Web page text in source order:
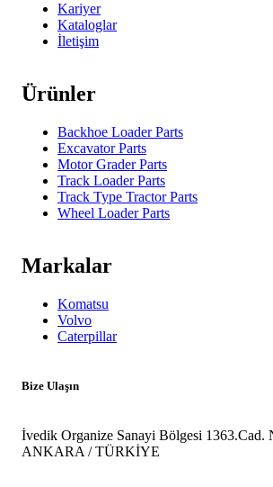
Kariyer
Kataloglar
İletişim
Ürünler
Backhoe Loader Parts
Excavator Parts
Motor Grader Parts
Track Loader Parts
Track Type Tractor Parts
Wheel Loader Parts
Markalar
Komatsu
Volvo
Caterpillar
Bize Ulaşın
İvedik Organize Sanayi Bölgesi 1363.Cad.
ANKARA / TÜRKİYE